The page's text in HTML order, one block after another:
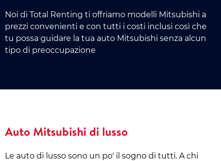
Noi di Total Renting ti offriamo modelli Mitsubishi a
prezzi convenienti e con tutti i costi inclusi così che
tu possa guidare la tua auto Mitsubishi senza alcun
tipo di preoccupazione
Auto Mitsubishi di lusso
Le auto di lusso sono un po' il sogno di tutti. A chi